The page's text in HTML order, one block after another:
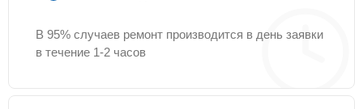
В 95% случаев ремонт производится в день заявки
в течение 1-2 часов